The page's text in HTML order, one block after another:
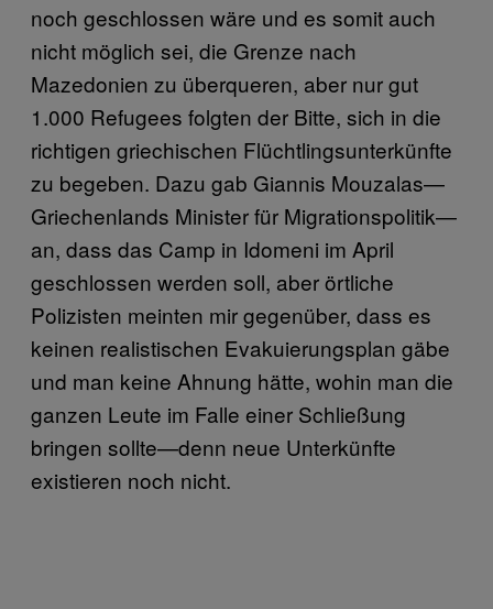
noch geschlossen wäre und es somit auch
nicht möglich sei, die Grenze nach
Mazedonien zu überqueren, aber nur gut
1.000 Refugees folgten der Bitte, sich in die
richtigen griechischen Flüchtlingsunterkünfte
zu begeben. Dazu gab Giannis Mouzalas—
Griechenlands Minister für Migrationspolitik—
an, dass das Camp in Idomeni im April
geschlossen werden soll, aber örtliche
Polizisten meinten mir gegenüber, dass es
keinen realistischen Evakuierungsplan gäbe
und man keine Ahnung hätte, wohin man die
ganzen Leute im Falle einer Schließung
bringen sollte—denn neue Unterkünfte
existieren noch nicht.